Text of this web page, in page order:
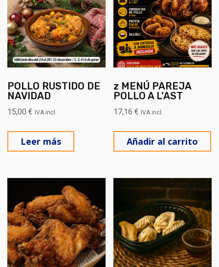
POLLO RUSTIDO DE
NAVIDAD
15,00 € IVA incl.
Leer más
z MENÚ PAREJA
POLLO A L’AST
17,16€ IVA incl.
Añadir al carrito